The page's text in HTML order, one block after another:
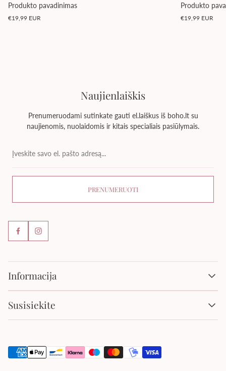
Produkto pavadinimas
Įprasta
€19,99 EUR
Produkto
Įprasta
€19,99 EUR
Informacija
El. parduotuvės taisyklės
Naujienlaiškis
Prenumeruodami sutinkate gauti el.laiškus iš boho.lt su
naujienomis, nuolaidomis ir kitais specialiais pasiūlymais.
adresą...
PRENUMERUOTI
Susisiekite